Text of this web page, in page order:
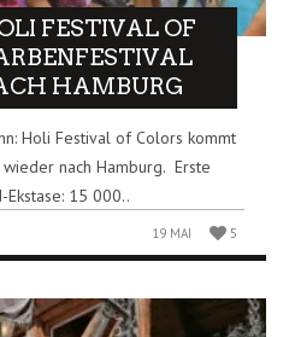
FESTIVAL OF
HAMBURG
Holi Festival of Colors kommt
nach Hamburg. Erste
15 000..
19 MAI 5